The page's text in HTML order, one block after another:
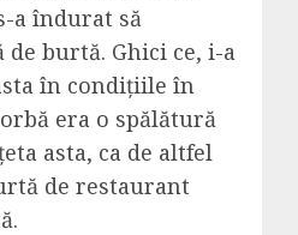
a îndurat să
de burtă. Ghici ce, i-a
în condițiile în
era o spălătură
asta, ca de altfel
de restaurant